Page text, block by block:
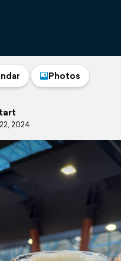
Photos
2024